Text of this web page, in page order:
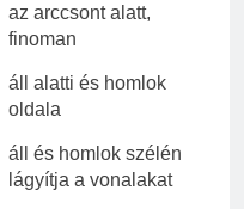
az arccsont alatt,
finoman
áll alatti és homlok
oldala
áll és homlok szélén
lágyítja a vonalakat